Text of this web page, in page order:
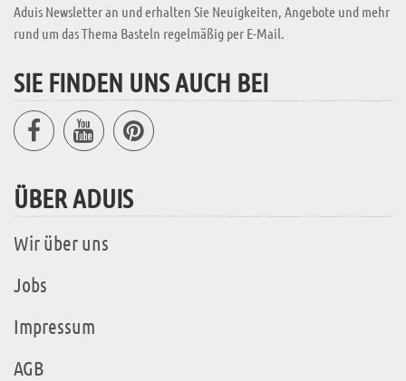
Aduis Newsletter an und erhalten Sie Neuigkeiten, Angebote und mehr
rund um das Thema Basteln regelmäßig per E-Mail.
SIE FINDEN UNS AUCH BEI
ÜBER ADUIS
Wir über uns
Jobs
Impressum
AGB